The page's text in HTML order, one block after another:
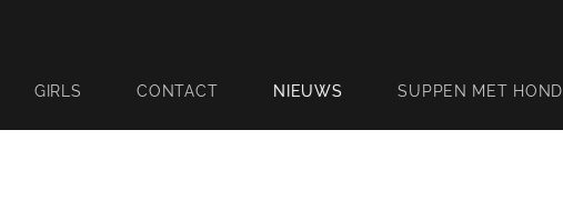
GIRLS CONTACT NIEUWS SUPPEN MET HOND